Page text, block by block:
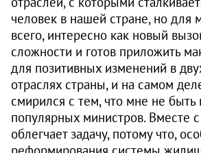
человек в нашей стране, но для
всего, интересно как новый
сложности и готов приложить
для позитивных изменений в
отраслях страны, и на самом
смирился с тем, что мне не
популярных министров. Вместе
облегчает задачу, потому что,